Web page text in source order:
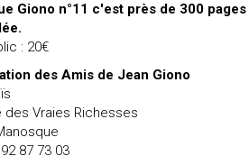
Giono n°11 c'est près de 300
: 20€
des Amis de Jean Giono
des Vraies Richesses
87 73 03